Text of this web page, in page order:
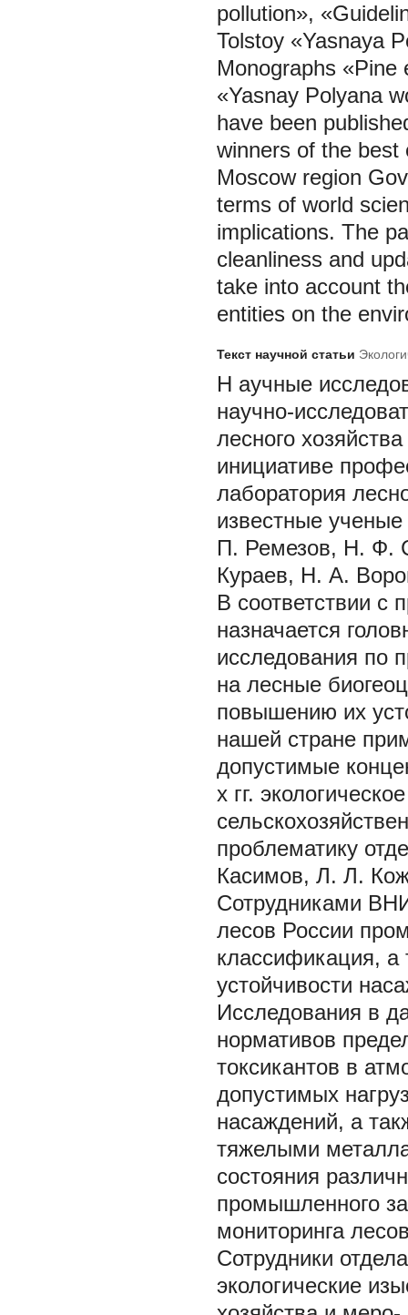
pollution»,
Tolstoy «Yasnaya
Monographs
«Yasnay Polyana
have been
winners of the best
Moscow region
terms of world
implications. The
cleanliness and
take into account
entities on the
Текст научной статьи
Н аучные
научно-
лесного
инициативе
лаборатория
известные
П. Ремезов, Н. Ф.
Кураев, Н. А.
В соответствии с
назначается
исследования по
на лесные
повышению их
нашей стране
допустимые
х гг.
проблематику
Касимов, Л. Л.
Сотрудниками
лесов России
классификация,
устойчивости
Исследования в
нормативов
токсикантов в
допустимых
насаждений, а
тяжелыми
состояния
промышленного
мониторинга
Сотрудники
экологические